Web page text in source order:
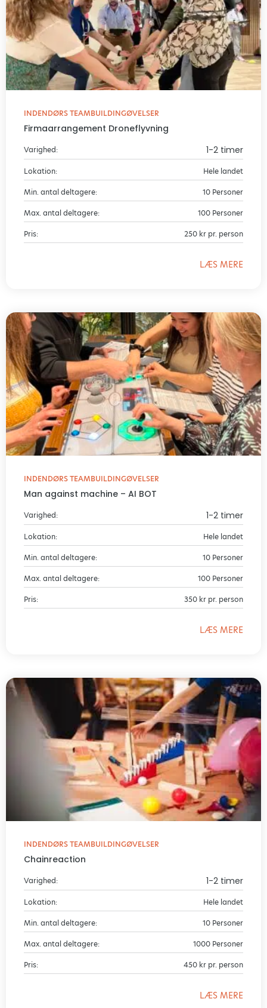
INDENDØRS TEAMBUILDINGØVELSER
Firmaarrangement Droneflyvning
Varighed: 1-2 timer
Lokation: Hele landet
Min. antal deltagere: 10 Personer
Max. antal deltagere: 100 Personer
Pris: 250 kr pr. person
LÆS MERE
INDENDØRS TEAMBUILDINGØVELSER
Man against machine – AI BOT
Varighed: 1-2 timer
Lokation: Hele landet
Min. antal deltagere: 10 Personer
Max. antal deltagere: 100 Personer
Pris: 350 kr pr. person
LÆS MERE
INDENDØRS TEAMBUILDINGØVELSER
Chainreaction
Varighed: 1-2 timer
Lokation: Hele landet
Min. antal deltagere: 10 Personer
Max. antal deltagere: 1000 Personer
Pris: 450 kr pr. person
LÆS MERE